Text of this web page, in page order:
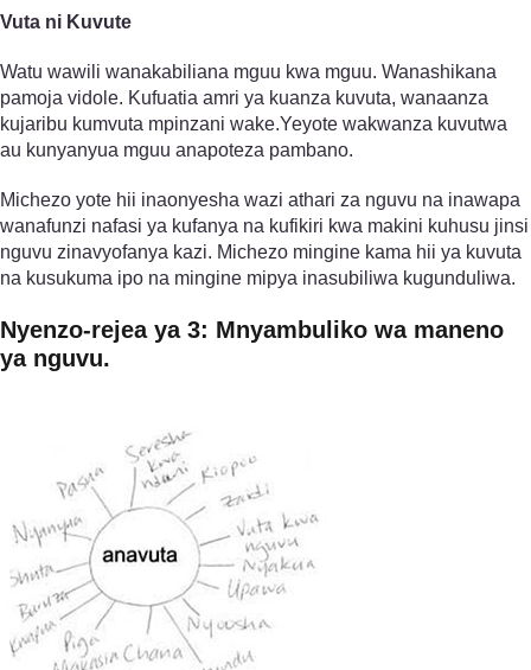
Vuta ni Kuvute
Watu wawili wanakabiliana mguu kwa mguu. Wanashikana
pamoja vidole. Kufuatia amri ya kuanza kuvuta, wanaanza
kujaribu kumvuta mpinzani wake.Yeyote wakwanza kuvutwa
au kunyanyua mguu anapoteza pambano.
Michezo yote hii inaonyesha wazi athari za nguvu na inawapa
wanafunzi nafasi ya kufanya na kufikiri kwa makini kuhusu jinsi
nguvu zinavyofanya kazi. Michezo mingine kama hii ya kuvuta
na kusukuma ipo na mingine mipya inasubiliwa kugunduliwa.
Nyenzo-rejea ya 3: Mnyambuliko wa maneno
ya nguvu.